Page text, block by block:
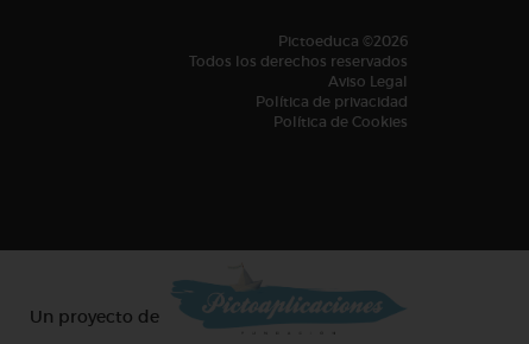
Pictoeduca ©2026
Todos los derechos reservados
Aviso Legal
Política de privacidad
Política de Cookies
Un proyecto de